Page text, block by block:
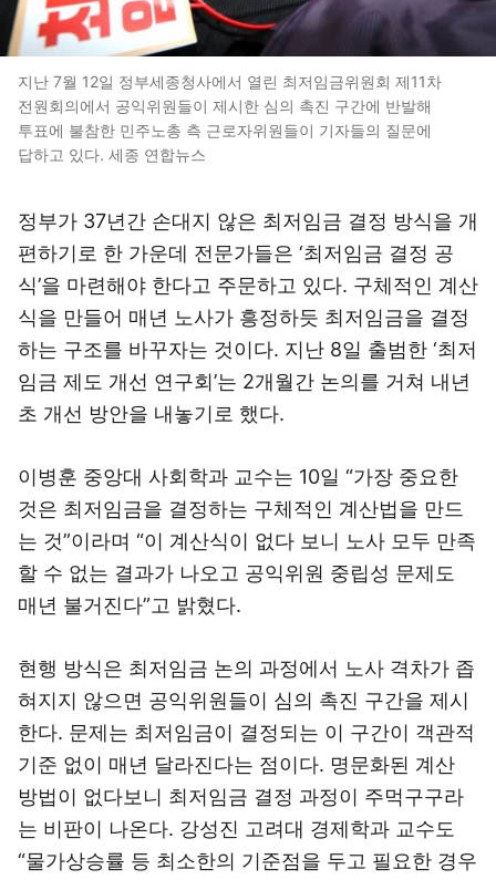
지난 7월 12일 정부세종청사에서 열린 최저임금위원회 제11차
전원회의에서 공익위원들이 제시한 심의 촉진 구간에 반발해
투표에 불참한 민주노총 측 근로자위원들이 기자들의 질문에
답하고 있다. 세종 연합뉴스
정부가 37년간 손대지 않은 최저임금 결정 방식을 개
편하기로 한 가운데 전문가들은 ‘최저임금 결정 공
식’을 마련해야 한다고 주문하고 있다. 구체적인 계산
식을 만들어 매년 노사가 흥정하듯 최저임금을 결정
하는 구조를 바꾸자는 것이다. 지난 8일 출범한 ‘최저
임금 제도 개선 연구회’는 2개월간 논의를 거쳐 내년
초 개선 방안을 내놓기로 했다.
이병훈 중앙대 사회학과 교수는 10일 “가장 중요한
것은 최저임금을 결정하는 구체적인 계산법을 만드
는 것”이라며 “이 계산식이 없다 보니 노사 모두 만족
할 수 없는 결과가 나오고 공익위원 중립성 문제도
매년 불거진다”고 밝혔다.
현행 방식은 최저임금 논의 과정에서 노사 격차가 좁
혀지지 않으면 공익위원들이 심의 촉진 구간을 제시
한다. 문제는 최저임금이 결정되는 이 구간이 객관적
기준 없이 매년 달라진다는 점이다. 명문화된 계산
방법이 없다보니 최저임금 결정 과정이 주먹구구라
는 비판이 나온다. 강성진 고려대 경제학과 교수도
“물가상승률 등 최소한의 기준점을 두고 필요한 경우